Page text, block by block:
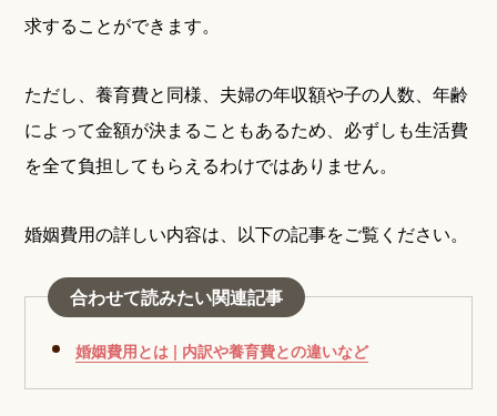
求することができます。
ただし、養育費と同様、夫婦の年収額や子の人数、年齢
によって金額が決まることもあるため、必ずしも生活費
を全て負担してもらえるわけではありません。
婚姻費用の詳しい内容は、以下の記事をご覧ください。
合わせて読みたい関連記事
婚姻費用とは | 内訳や養育費との違いなど